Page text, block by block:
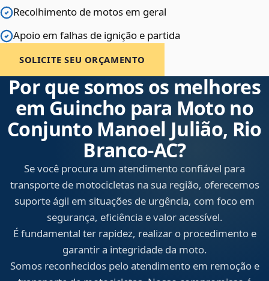
Recolhimento de motos em geral
Apoio em falhas de ignição e partida
SOLICITE SEU ORÇAMENTO
Por que somos os melhores
em Guincho para Moto no
Conjunto Manoel Julião, Rio
Branco‑AC?
Se você procura um atendimento confiável para
transporte de motocicletas na sua região, oferecemos
suporte ágil em situações de urgência, com foco em
segurança, eficiência e valor acessível.
É fundamental ter rapidez, realizar o procedimento e
garantir a integridade da moto.
Somos reconhecidos pelo atendimento em remoção e